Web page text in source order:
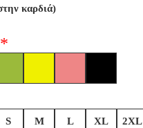
καρδιά)
*
S M L XL 2XL